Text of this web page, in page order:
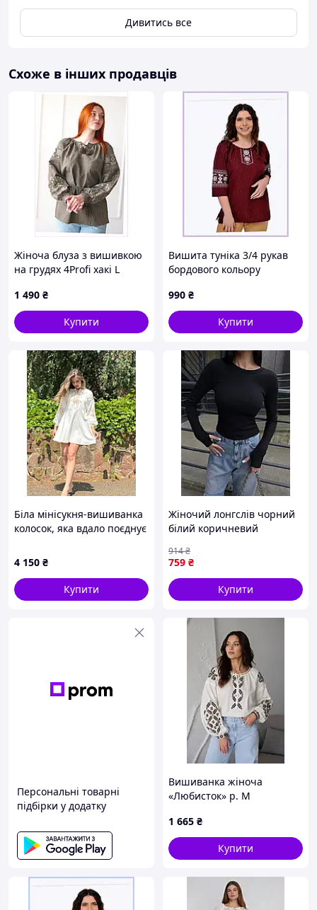
Дивитись все
Схоже в інших продавців
Жіноча блуза з вишивкою
на грудях 4Profi хакі L
1 490 ₴
Купити
Вишита туніка 3/4 рукав
бордового кольору
990 ₴
Купити
Біла мінісукня-вишиванка
колосок, яка вдало поєднує
молодіжний повсякденний
стиль
4 150 ₴
Купити
Жіночий лонгслів чорний
білий коричневий
Adver
759 ₴
914₴
Купити
Персональні товарні
підбірки у додатку
Вишиванка жіноча
«Любисток» р. M
1 665 ₴
Купити